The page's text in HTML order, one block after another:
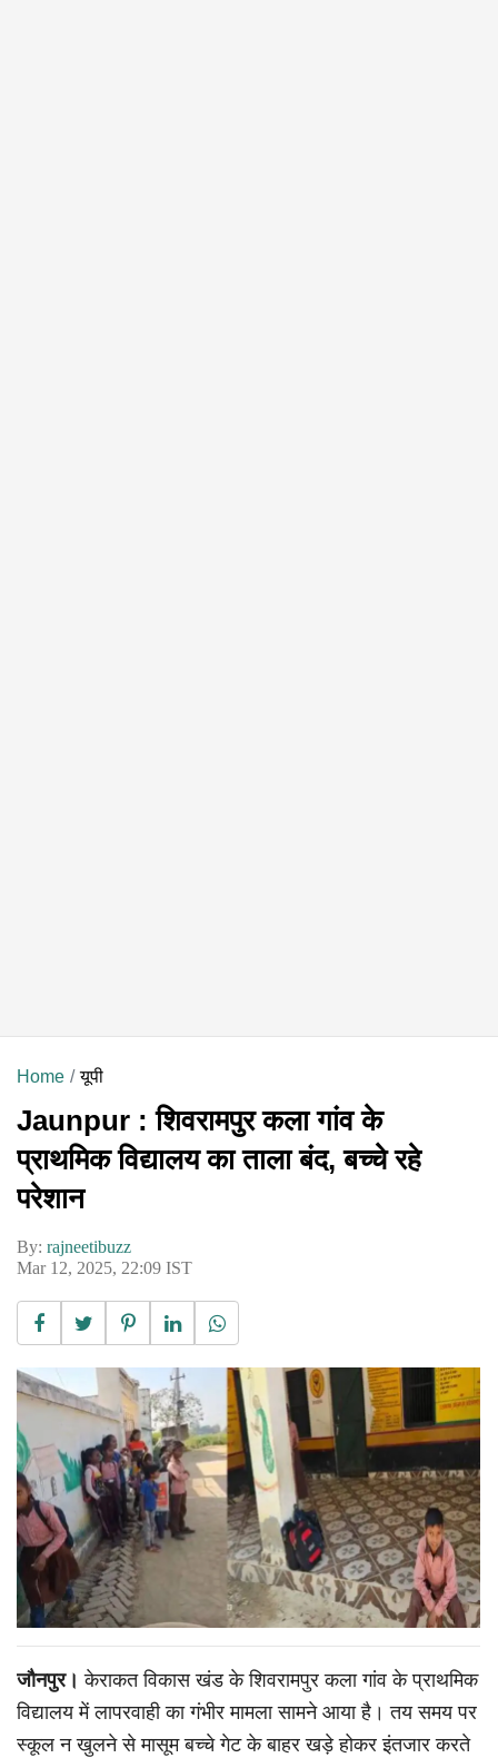
Home यूपी
Jaunpur : शिवरामपुर कला गांव के
प्राथमिक विद्यालय का ताला बंद, बच्चे रहे
परेशान
By: rajneetibuzz
Mar 12, 2025, 22:09 IST
जौनपुर। केराकत विकास खंड के शिवरामपुर कला गांव के प्राथमिक
विद्यालय में लापरवाही का गंभीर मामला सामने आया है। तय समय पर
स्कूल न खुलने से मासूम बच्चे गेट के बाहर खड़े होकर इंतजार करते